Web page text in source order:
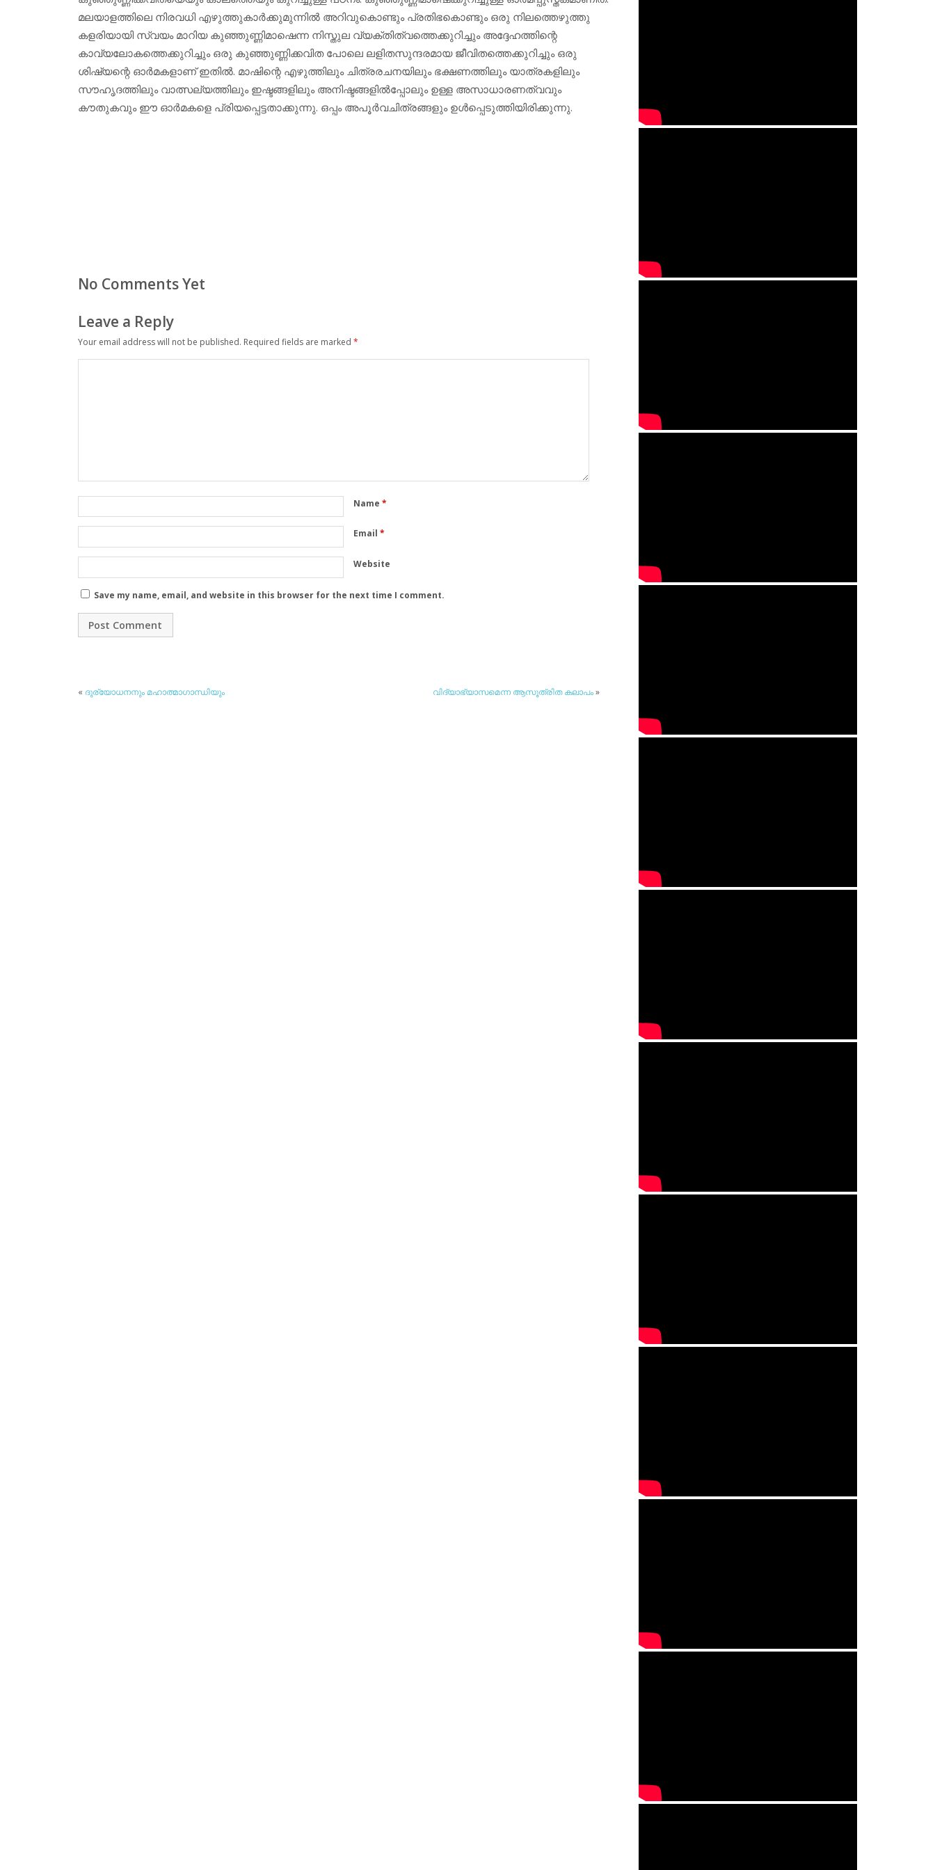
മലയാളത്തിലെ നിരവധി എഴുത്തുകാര്‍ക്കുമുന്നില്‍ അറിവുകൊണ്ടും പ്രതിഭകൊണ്ടും ഒരു നിലത്തെഴുത്തു
കളരിയായി സ്വയം മാറിയ കുഞ്ഞുണ്ണിമാഷെന്ന നിസ്തുല വ്യക്തിത്വത്തെക്കുറിച്ചും അദ്ദേഹത്തിന്റെ
കാവ്യലോകത്തെക്കുറിച്ചും ഒരു കുഞ്ഞുണ്ണിക്കവിത പോലെ ലളിതസുന്ദരമായ ജീവിതത്തെക്കുറിച്ചും ഒരു
ശിഷ്യന്റെ ഓര്‍മകളാണ് ഇതില്‍. മാഷിന്റെ എഴുത്തിലും ചിത്രരചനയിലും ഭക്ഷണത്തിലും യാത്രകളിലും
സൗഹൃദത്തിലും വാത്സല്യത്തിലും ഇഷ്ടങ്ങളിലും അനിഷ്ടങ്ങളില്‍പ്പോലും ഉള്ള അസാധാരണത്വവും
കൗതുകവും ഈ ഓര്‍മകളെ പ്രിയപ്പെട്ടതാക്കുന്നു. ഒപ്പം അപൂര്‍വചിത്രങ്ങളും ഉള്‍പ്പെടുത്തിയിരിക്കുന്നു.
No Comments Yet
Leave a Reply
Your email address will not be published. Required fields are marked *
Name *
Email *
Website
Save my name, email, and website in this browser for the next time I comment.
« ദുര്യോധനനും മഹാത്മാഗാന്ധിയും വിദ്യാഭ്യാസമെന്ന ആസൂത്രിത കലാപം»